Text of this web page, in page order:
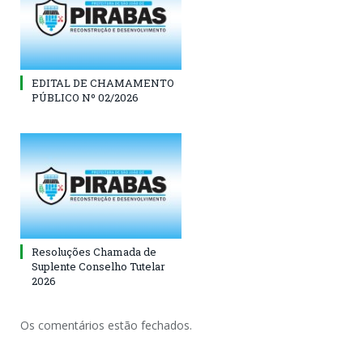
EDITAL DE CHAMAMENTO
PÚBLICO Nº 02/2026
Resoluções Chamada de
Suplente Conselho Tutelar
2026
Os comentários estão fechados.